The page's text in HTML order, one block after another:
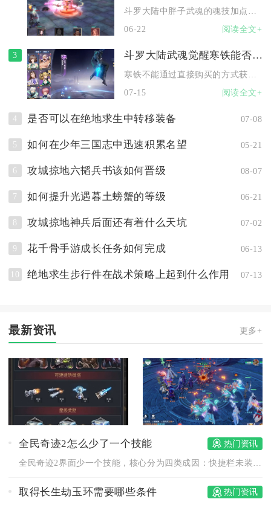
06-22
阅读全文+
3 斗罗大陆武魂觉醒寒铁能否购买
07-15
阅读全文+
4 是否可以在绝地求生中转移装备 07-08
5 如何在少年三国志中迅速积累名望 05-21
6 攻城掠地六韬兵书该如何晋级 08-07
7 如何提升光遇暮土螃蟹的等级 06-21
8 攻城掠地神兵后面还有着什么天坑 07-02
9 花千骨手游成长任务如何完成 06-13
10 绝地求生步行件在战术策略上起到什么作用 07-13
最新资讯 更多+
全民奇迹2怎么少了一个技能 热门资讯
取得长生劫玉环需要哪些条件 热门资讯